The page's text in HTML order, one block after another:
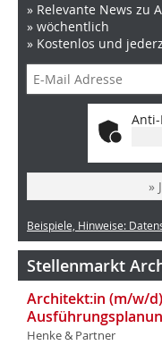
» Relevante News zu
» wöchentlich
» Kostenlos und
»
Beispiele, Hinweise:
Stellenmarkt
Architekt:in (m/w/
Henke & Partner